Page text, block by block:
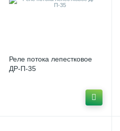
Реле потока лепестковое
ДР-П-35